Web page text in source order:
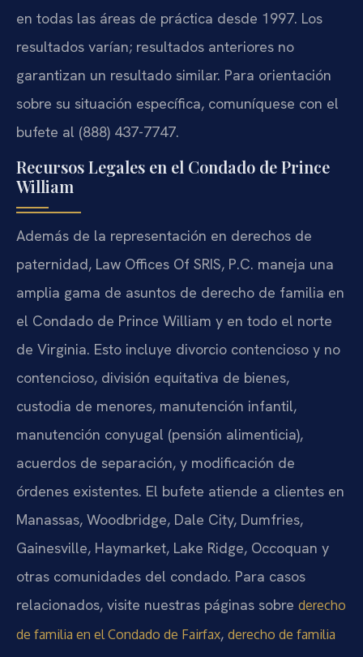
en todas las áreas de práctica desde 1997. Los
resultados varían; resultados anteriores no
garantizan un resultado similar. Para orientación
sobre su situación específica, comuníquese con el
bufete al (888) 437-7747.
Recursos Legales en el Condado de Prince
William
Además de la representación en derechos de
paternidad, Law Offices Of SRIS, P.C. maneja una
amplia gama de asuntos de derecho de familia en
el Condado de Prince William y en todo el norte
de Virginia. Esto incluye divorcio contencioso y no
contencioso, división equitativa de bienes,
custodia de menores, manutención infantil,
manutención conyugal (pensión alimenticia),
acuerdos de separación, y modificación de
órdenes existentes. El bufete atiende a clientes en
Manassas, Woodbridge, Dale City, Dumfries,
Gainesville, Haymarket, Lake Ridge, Occoquan y
otras comunidades del condado. Para casos
relacionados, visite nuestras páginas sobre derecho
de familia en el Condado de Fairfax, derecho de familia